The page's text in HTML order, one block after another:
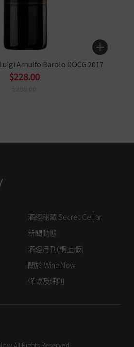
Arnulfo Barolo DOCG 2017
$228.00
酒經秘藏 Secret Cellar
新聞動態
酒經月刊(網上版)
關於 WineNow
條款及細則